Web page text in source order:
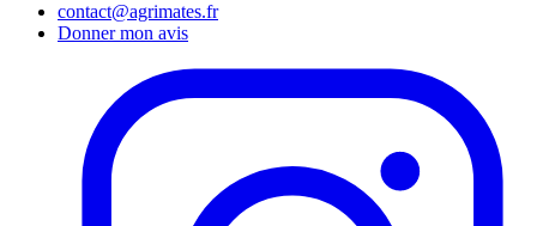
contact@agrimates.fr
Donner mon avis